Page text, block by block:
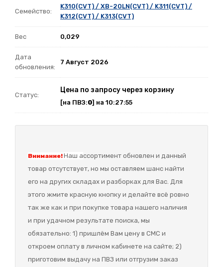
Семейство:
K310(CVT) / XB-20LN(CVT) / K311(CVT) /
K312(CVT) / K313(CVT)
Вес 0,029
Дата
обновления:
7 Август 2026
Статус:
Цена по запросу через корзину
[на ПВЗ:0] на 10:27:55
Внимание!Наш ассортимент обновлен и данный
товар отсутствует, но мы оставляем шанс найти
его на других складах и разборках для Вас. Для
этого жмите красную кнопку и делайте всё ровно
так же как и при покупке товара нашего наличия
и при удачном результате поиска, мы
обязательно: 1) пришлём Вам цену в СМС и
откроем оплату в личном кабинете на сайте; 2)
приготовим выдачу на ПВЗ или отгрузим заказ